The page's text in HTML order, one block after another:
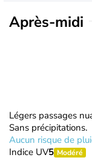
Après-midi
Légers passages
Sans précipitations.
Aucun risque de
Indice UV5 Modéré